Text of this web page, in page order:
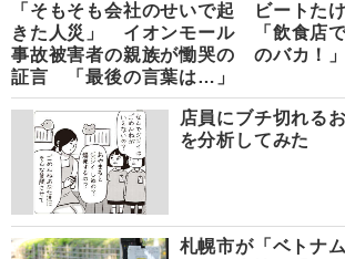
「そもそも会社のせいで起
きた人災」 イオンモール
事故被害者の親族が慟哭の
証言 「最後の言葉は…」
ビートた
「飲食店
のバカ！」
店員にブチ切れる
を分析してみた
札幌市が「ベトナ